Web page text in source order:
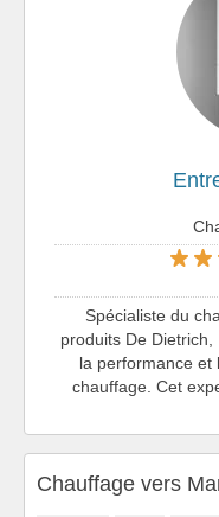
Spécialiste du
produits De
la performance et
chauffage. Cet
Chauffage vers